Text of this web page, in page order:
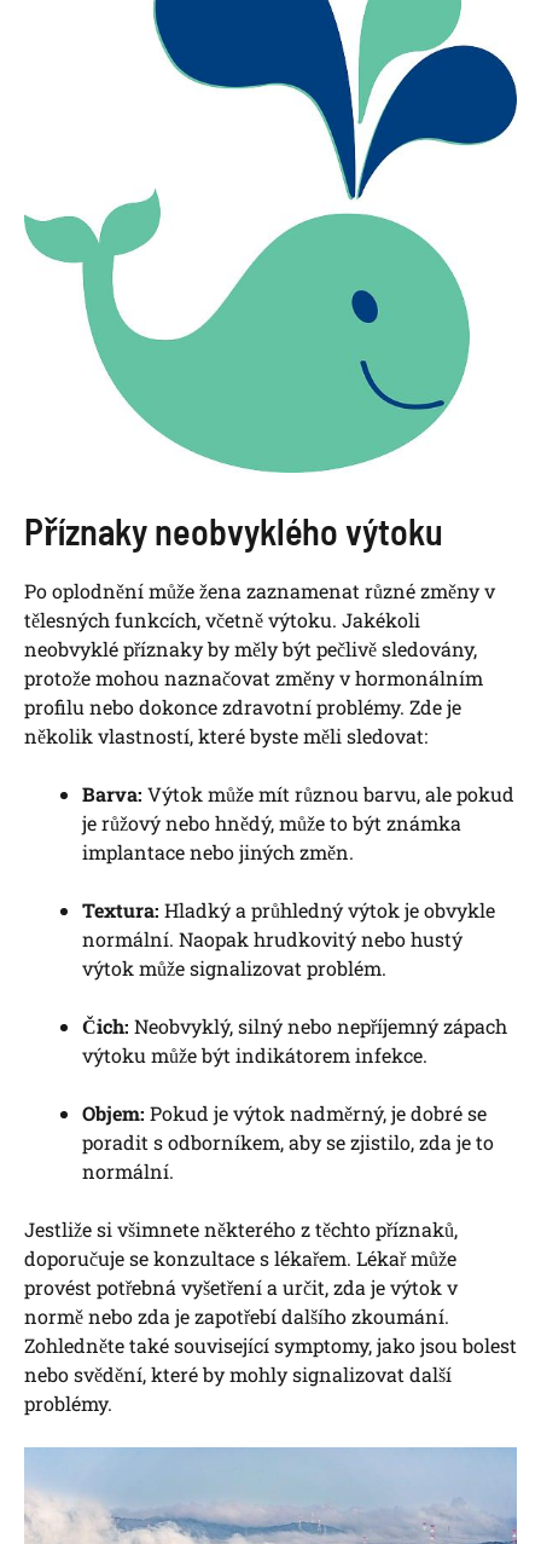
Příznaky neobvyklého výtoku
Po oplodnění může žena zaznamenat různé změny v
tělesných funkcích, včetně výtoku. Jakékoli
neobvyklé příznaky by měly být pečlivě sledovány,
protože mohou naznačovat změny v hormonálním
profilu nebo dokonce zdravotní problémy. Zde je
několik vlastností, které byste měli sledovat:
Barva: Výtok může mít různou barvu, ale pokud
je růžový nebo hnědý, může to být známka
implantace nebo jiných změn.
Textura: Hladký a průhledný výtok je obvykle
normální. Naopak hrudkovitý nebo hustý
výtok může signalizovat problém.
Čich: Neobvyklý, silný nebo nepříjemný zápach
výtoku může být indikátorem infekce.
Objem: Pokud je výtok nadměrný, je dobré se
poradit s odborníkem, aby se zjistilo, zda je to
normální.
Jestliže si všimnete některého z těchto příznaků,
doporučuje se konzultace s lékařem. Lékař může
provést potřebná vyšetření a určit, zda je výtok v
normě nebo zda je zapotřebí dalšího zkoumání.
Zohledněte také související symptomy, jako jsou bolest
nebo svědění, které by mohly signalizovat další
problémy.